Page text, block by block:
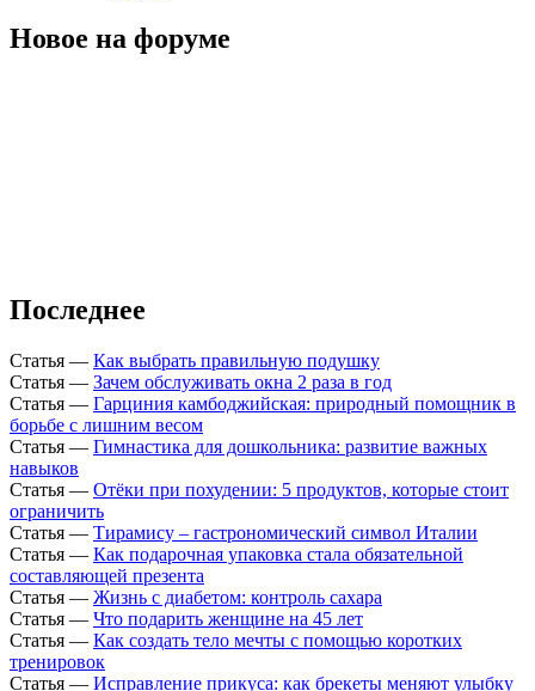
Новое на форуме
Последнее
Статья — Как выбрать правильную подушку
Статья — Зачем обслуживать окна 2 раза в год
Статья — Гарциния камбоджийская: природный помощник в
борьбе с лишним весом
Статья — Гимнастика для дошкольника: развитие важных
навыков
Статья — Отёки при похудении: 5 продуктов, которые стоит
ограничить
Статья — Тирамису – гастрономический символ Италии
Статья — Как подарочная упаковка стала обязательной
составляющей презента
Статья — Жизнь с диабетом: контроль сахара
Статья — Что подарить женщине на 45 лет
Статья — Как создать тело мечты с помощью коротких
тренировок
Статья — Исправление прикуса: как брекеты меняют улыбку